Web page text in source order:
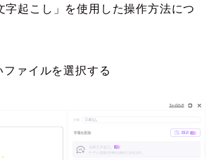
字起こし」を使用した操作方法につ
ァイルを選択する